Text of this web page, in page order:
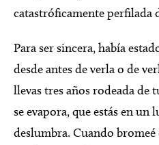
catastróficamente perfilada
Para ser sincera, había
desde antes de verla o de
llevas tres años rodeada de
se evapora, que estás en un
deslumbra. Cuando bromeé